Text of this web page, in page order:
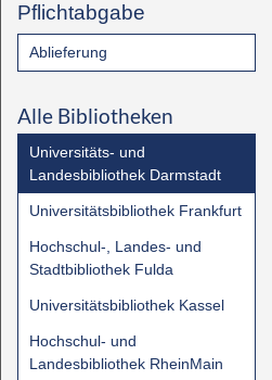
Pflichtabgabe
Ablieferung
Alle Bibliotheken
Universitäts- und
Landesbibliothek Darmstadt
Universitätsbibliothek Frankfurt
Hochschul-, Landes- und
Stadtbibliothek Fulda
Universitätsbibliothek Kassel
Hochschul- und
Landesbibliothek RheinMain